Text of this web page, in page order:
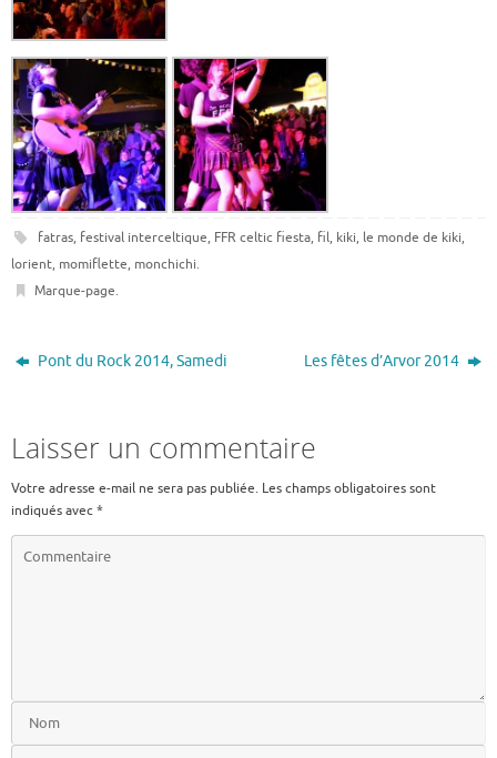
fatras, festival interceltique, FFR celtic fiesta, fil, kiki, le monde de kiki,
lorient, momiflette, monchichi.
Marque-page.
Pont du Rock 2014, Samedi Les fêtes d’Arvor 2014
Laisser un commentaire
Votre adresse e-mail ne sera pas publiée. Les champs obligatoires sont
indiqués avec*